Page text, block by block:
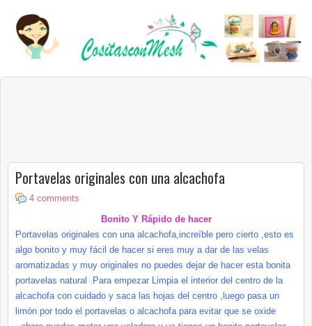
Portavelas originales con una alcachofa
4 comments
Bonito Y Rápido de hacer
Portavelas originales con una alcachofa,increíble pero cierto ,esto es
algo bonito y muy fácil de hacer si eres muy a dar de las velas
aromatizadas y muy originales no puedes dejar de hacer esta bonita
portavelas natural .Para empezar Limpia el interior del centro de la
alcachofa con cuidado y saca las hojas del centro ,luego pasa un
limón por todo el portavelas o alcachofa para evitar que se oxide